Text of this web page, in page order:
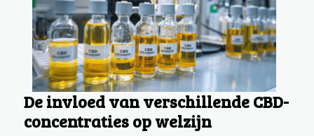
De invloed van verschillende CBD-
concentraties op welzijn